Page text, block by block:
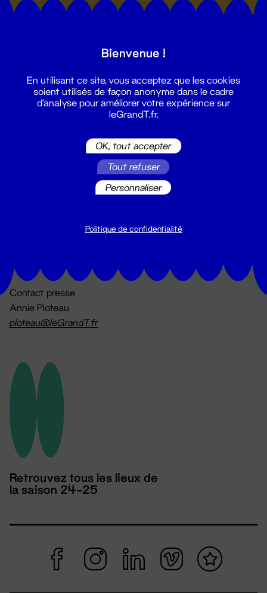
billetterie@leGrandT.fr
Du lundi au vendredi 14h → 18h
Contact presse
Annie Ploteau
ploteau@leGrandT.fr
Retrouvez tous les lieux de
la saison 24-25
Bienvenue !
En utilisant ce site, vous acceptez que les cookies
soient utilisés de façon anonyme dans le cadre
d'analyse pour améliorer votre expérience sur
leGrandT.fr.
OK, tout accepter
Tout refuser
Personnaliser
Politique de confidentialité